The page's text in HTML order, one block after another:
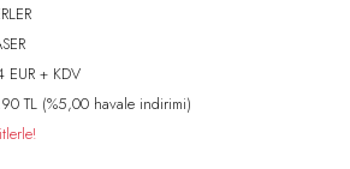
EUR + KDV
TL (%5,00 havale indirimi)